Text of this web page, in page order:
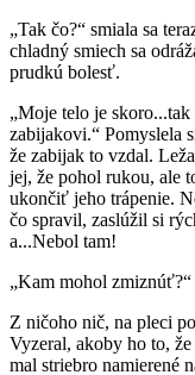
„Tak čo?“ smiala sa
chladný smiech sa
prudkú bolesť.
„Moje telo je
zabijakovi.“ Pomyslela
že zabijak to vzdal.
jej, že pohol rukou, ale
ukončiť jeho trápenie.
čo spravil, zaslúžil si
a...Nebol tam!
„Kam mohol zmiznúť?“
Z ničoho nič, na pleci
Vyzeral, akoby ho to,
mal striebro namierené